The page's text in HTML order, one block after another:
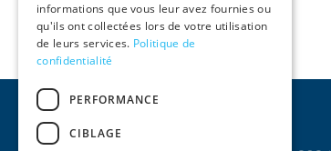
informations que vous leur avez fournies ou
qu'ils ont collectées lors de votre utilisation
de leurs services. Politique de
confidentialité
PERFORMANCE
CIBLAGE